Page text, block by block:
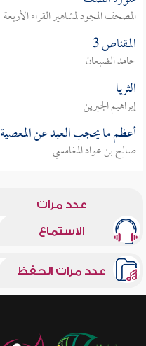
المصحف المجود لمشاهير القراء الأربعة
المقناص 3
حامد الضبعان
الثريا
إبراهيم الجبرين
أعظم ما يحجب العبد عن المعصية
صالح بن عواد المغامسي
عدد مرات
الاستماع
عدد مرات الحفظ